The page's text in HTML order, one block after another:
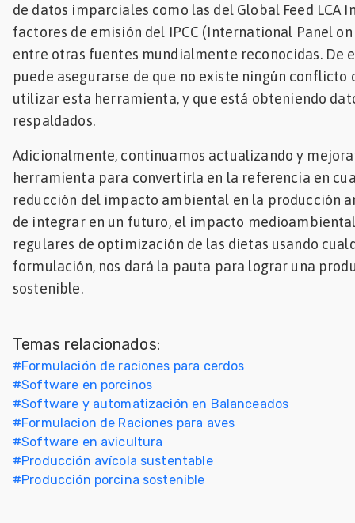
de datos imparciales como las del Global Feed LCA
factores de emisión del IPCC (International Panel
entre otras fuentes mundialmente reconocidas. De
puede asegurarse de que no existe ningún conflicto
utilizar esta herramienta, y que está obteniendo
respaldados.
Adicionalmente, continuamos actualizando y
herramienta para convertirla en la referencia en
reducción del impacto ambiental en la producción
de integrar en un futuro, el impacto
regulares de optimización de las dietas usando
formulación, nos dará la pauta para lograr una
sostenible.
Temas relacionados:
#Formulación de raciones para cerdos
#Software en porcinos
#Software y automatización en Balanceados
#Formulacion de Raciones para aves
#Software en avicultura
#Producción avícola sustentable
#Producción porcina sostenible